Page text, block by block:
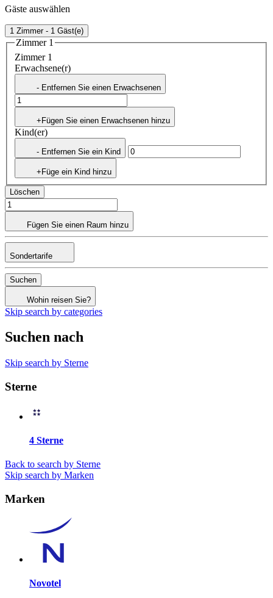
Gäste auswählen
1 Zimmer - 1 Gäst(e)
Zimmer 1
Zimmer 1
Erwachsene(r)
- Entfernen Sie einen Erwachsenen
+Fügen Sie einen Erwachsenen hinzu
Kind(er)
- Entfernen Sie ein Kind
+Füge ein Kind hinzu
Löschen
Fügen Sie einen Raum hinzu
Sondertarife
Suchen
Wohin reisen Sie?
Skip search by categories
Suchen nach
Skip search by Sterne
Sterne
4 Sterne
Back to search by Sterne
Skip search by Marken
Marken
Novotel